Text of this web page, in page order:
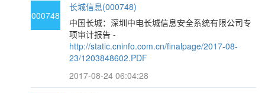
000748
长城信息(000748)
中国长城：深圳中电长城信息安全系统有限公司专
项审计报告 -
http://static.cninfo.com.cn/finalpage/2017-08-
23/1203848602.PDF
2017-08-24 06:04:28